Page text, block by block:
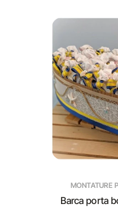
MONTATURE
Barca porta